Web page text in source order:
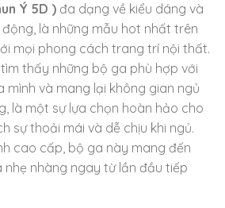
Ý 5D ) đa dạng về kiểu dáng và
là những mẫu hot nhất trên
mọi phong cách trang trí nội thất.
thấy những bộ ga phù hợp với
mình và mang lại không gian ngủ
là một sự lựa chọn hoàn hảo cho
sự thoải mái và dễ chịu khi ngủ.
cao cấp, bộ ga này mang đến
nhàng ngay từ lần đầu tiếp